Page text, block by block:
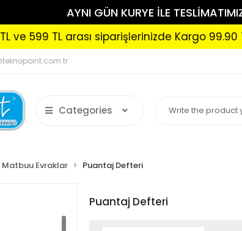
AYNI GÜN KURYE İLE
599 TL arası siparişlerinizde Kargo 99.90 TL
Categories
Matbuu Evraklar Puantaj Defteri
Puantaj Defteri